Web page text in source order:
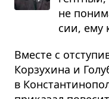
не
сии, ему
Вместе с
Корзухина и
в